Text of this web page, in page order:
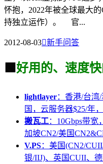
怀抱，2022年被全球最大
持独立运作）。 官...
2012-08-03新手问答
🟩 好用的、速度
lightlayer：香港/台湾
国，云服务器$25/年
搬瓦工：10Gbps带
加坡CN2/美国
V.PS：美国(CN2/
银/IIJ)、英国CUII、